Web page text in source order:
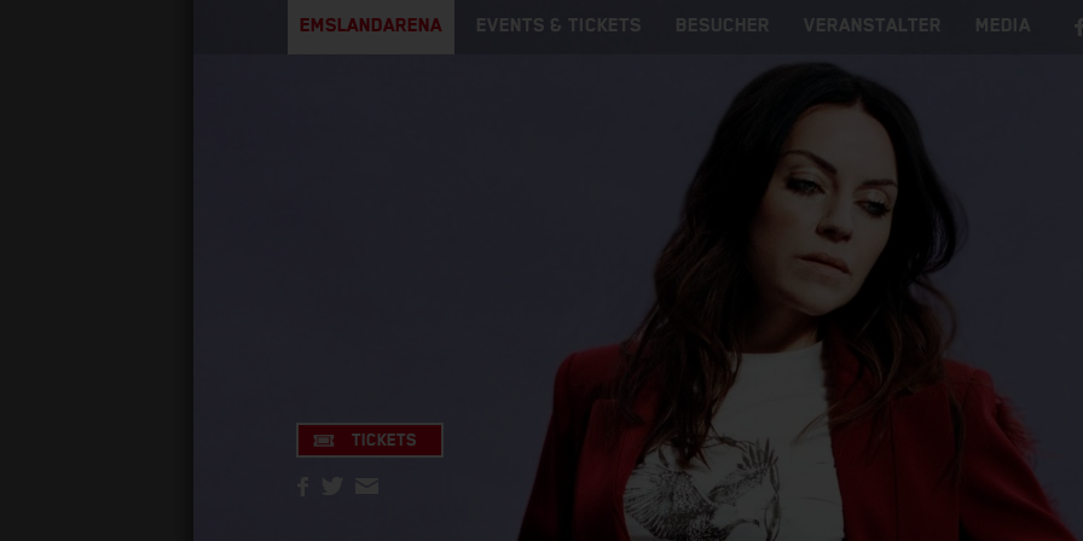
EMSLANDARENA EVENTS & TICKETS BESUCHER VERANSTALTER MEDIA
TICKETS